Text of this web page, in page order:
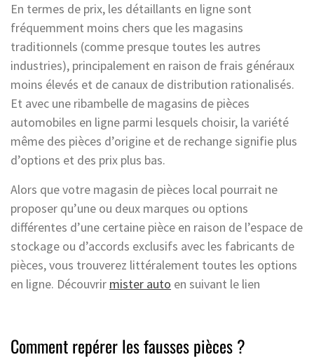
En termes de prix, les détaillants en ligne sont
fréquemment moins chers que les magasins
traditionnels (comme presque toutes les autres
industries), principalement en raison de frais généraux
moins élevés et de canaux de distribution rationalisés.
Et avec une ribambelle de magasins de pièces
automobiles en ligne parmi lesquels choisir, la variété
même des pièces d’origine et de rechange signifie plus
d’options et des prix plus bas.
Alors que votre magasin de pièces local pourrait ne
proposer qu’une ou deux marques ou options
différentes d’une certaine pièce en raison de l’espace de
stockage ou d’accords exclusifs avec les fabricants de
pièces, vous trouverez littéralement toutes les options
en ligne. Découvrir mister auto en suivant le lien
Comment repérer les fausses pièces ?